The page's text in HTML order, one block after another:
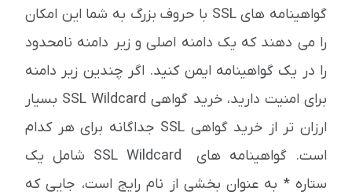
گواهینامه های SSL با حروف بزرگ به شما این امکان
را می دهند که یک دامنه اصلی و زیر دامنه نامحدود
را در یک گواهینامه ایمن کنید. اگر چندین زیر دامنه
برای امنیت دارید، خرید گواهی SSL Wildcard بسیار
ارزان تر از خرید گواهی SSL جداگانه برای هر کدام
است. گواهینامه های SSL Wildcard شامل یک
ستاره * به عنوان بخشی از نام رایج است، جایی که